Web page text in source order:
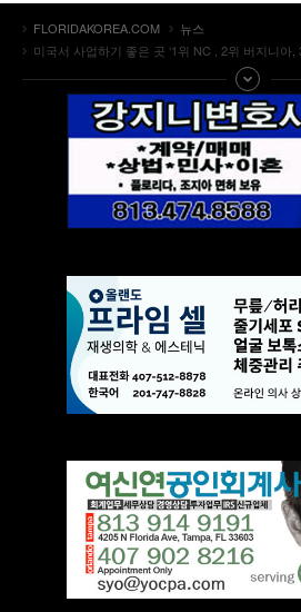
FLORIDAKOREA.COM
뉴스
미국서 사업하기 좋은 곳 ‘1위 NC , 2위 버지니아,